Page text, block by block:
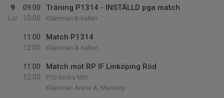
9
Lör
09:00
10:00
Träning P1314 - INSTÄLLD pga match
Klämman B-hallen
11:00
12:00
Match P1314
Klämman A-hallen
11:00
12:00
Match mot RP IF Linköping Röd
P10 Södra Mitt
Klämman Arena A, Mantorp